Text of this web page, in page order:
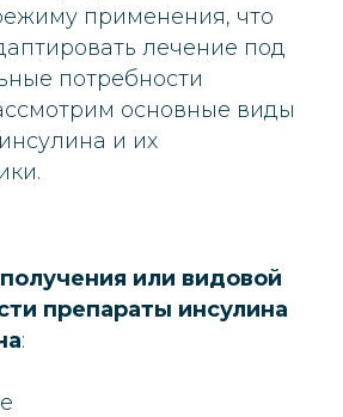
применения, что
лечение под
потребности
основные виды
и их
или видовой
препараты инсулина
: